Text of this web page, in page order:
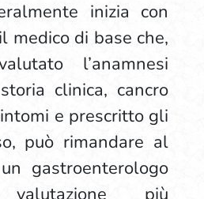
inizia con
medico di base che,
l’anamnesi
clinica, cancro
e prescritto gli
può rimandare al
gastroenterologo
più